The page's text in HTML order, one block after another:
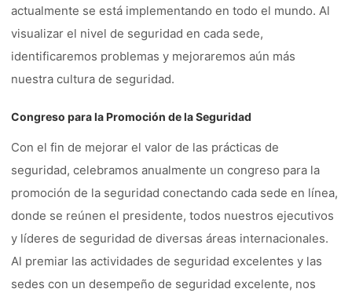
actualmente se está implementando en todo el mundo. Al
visualizar el nivel de seguridad en cada sede,
identificaremos problemas y mejoraremos aún más
nuestra cultura de seguridad.
Congreso para la Promoción de la Seguridad
Con el fin de mejorar el valor de las prácticas de
seguridad, celebramos anualmente un congreso para la
promoción de la seguridad conectando cada sede en línea,
donde se reúnen el presidente, todos nuestros ejecutivos
y líderes de seguridad de diversas áreas internacionales.
Al premiar las actividades de seguridad excelentes y las
sedes con un desempeño de seguridad excelente, nos